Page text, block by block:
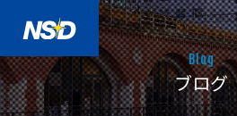
Blog
ブログ